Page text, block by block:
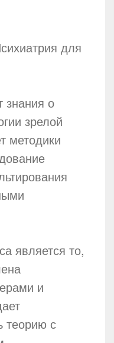
для
знания о
зрелой
методики
является то,
и
теорию с